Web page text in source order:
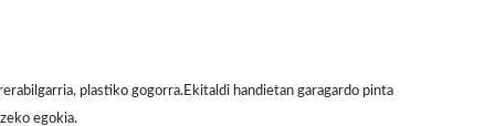
plastiko gogorra.Ekitaldi handietan garagardo pinta
egokia.